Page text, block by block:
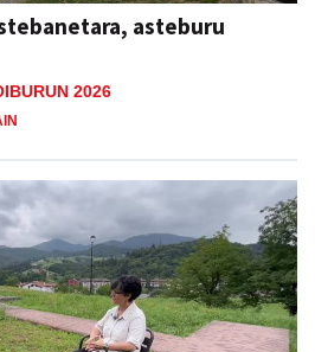
asteburu
2026